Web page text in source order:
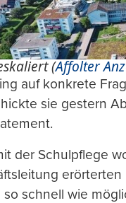
(Affolter
auf konkrete
sie gestern
der Schulpflege
erörterten
schnell wie